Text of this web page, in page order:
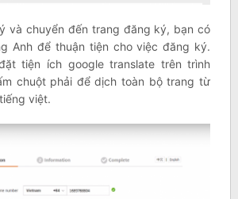
và chuyển đến trang đăng ký, bạn có
Anh để thuận tiện cho việc đăng ký.
tiện ích google translate trên trình
chuột phải để dịch toàn bộ trang từ
việt.